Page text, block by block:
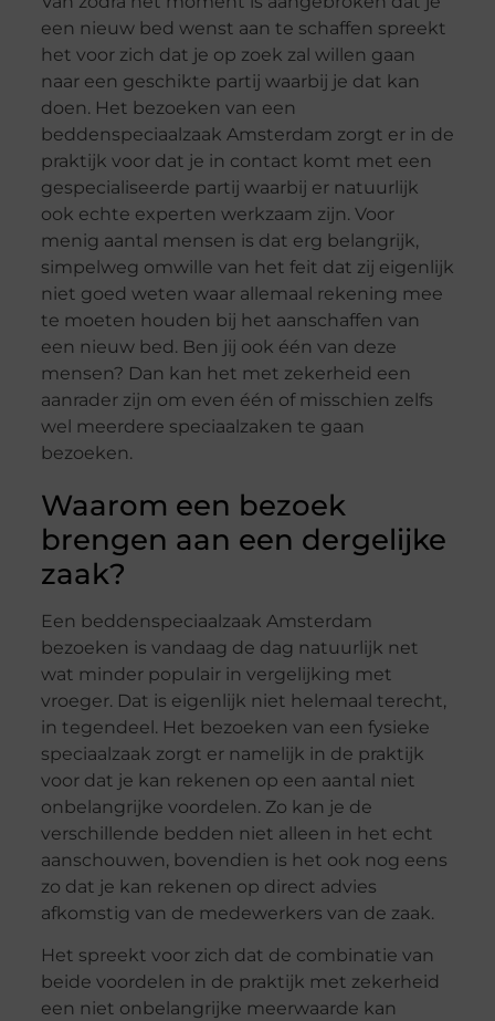
een nieuw bed wenst aan te schaffen spreekt
het voor zich dat je op zoek zal willen gaan
naar een geschikte partij waarbij je dat kan
doen. Het bezoeken van een
beddenspeciaalzaak Amsterdam zorgt er in de
praktijk voor dat je in contact komt met een
gespecialiseerde partij waarbij er natuurlijk
ook echte experten werkzaam zijn. Voor
menig aantal mensen is dat erg belangrijk,
simpelweg omwille van het feit dat zij eigenlijk
niet goed weten waar allemaal rekening mee
te moeten houden bij het aanschaffen van
een nieuw bed. Ben jij ook één van deze
mensen? Dan kan het met zekerheid een
aanrader zijn om even één of misschien zelfs
wel meerdere speciaalzaken te gaan
bezoeken.
Waarom een bezoek
brengen aan een dergelijke
zaak?
Een beddenspeciaalzaak Amsterdam
bezoeken is vandaag de dag natuurlijk net
wat minder populair in vergelijking met
vroeger. Dat is eigenlijk niet helemaal terecht,
in tegendeel. Het bezoeken van een fysieke
speciaalzaak zorgt er namelijk in de praktijk
voor dat je kan rekenen op een aantal niet
onbelangrijke voordelen. Zo kan je de
verschillende bedden niet alleen in het echt
aanschouwen, bovendien is het ook nog eens
zo dat je kan rekenen op direct advies
afkomstig van de medewerkers van de zaak.
Het spreekt voor zich dat de combinatie van
beide voordelen in de praktijk met zekerheid
een niet onbelangrijke meerwaarde kan